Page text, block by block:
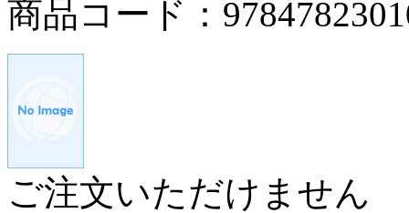
商品コード：
ご注文いただけません